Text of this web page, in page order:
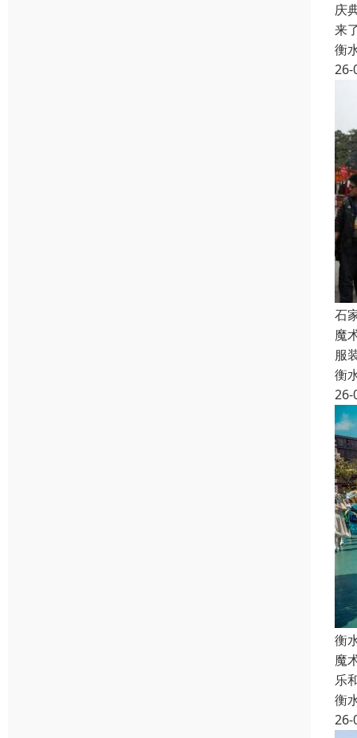
庆
来
衡
26-
石
魔
服
衡
26-
衡
魔
乐
衡
26-